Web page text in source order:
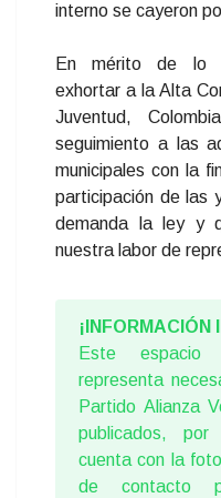
interno se cayeron
En mérito de lo
exhortar a la Alta
Juventud,
seguimiento a las
municipales con la
participación de las
demanda la ley y
nuestra labor de
¡INFORMACIÓN
Este espacio
representa
Partido Alianza
publicados,
cuenta con la
de contacto